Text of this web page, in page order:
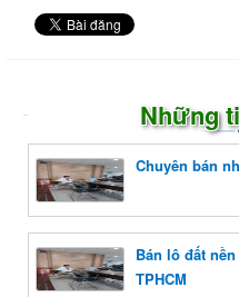
Những
Chuyên bán
Bán lô đất
TPHCM